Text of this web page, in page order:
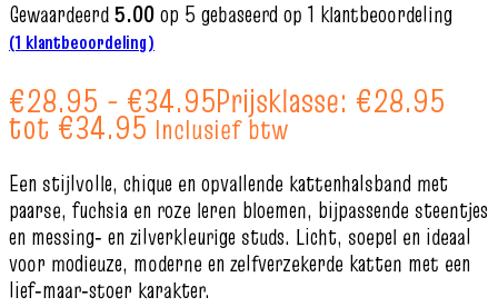
Gewaardeerd5.00op 5 gebaseerd op 1 klantbeoordeling
(1 klantbeoordeling)
€28.95 - €34.95Prijsklasse: €28.95
tot €34.95 Inclusief btw
Een stijlvolle, chique en opvallende kattenhalsband met
paarse, fuchsia en roze leren bloemen, bijpassende steentjes
en messing‑ en zilverkleurige studs. Licht, soepel en ideaal
voor modieuze, moderne en zelfverzekerde katten met een
lief‑maar‑stoer karakter.